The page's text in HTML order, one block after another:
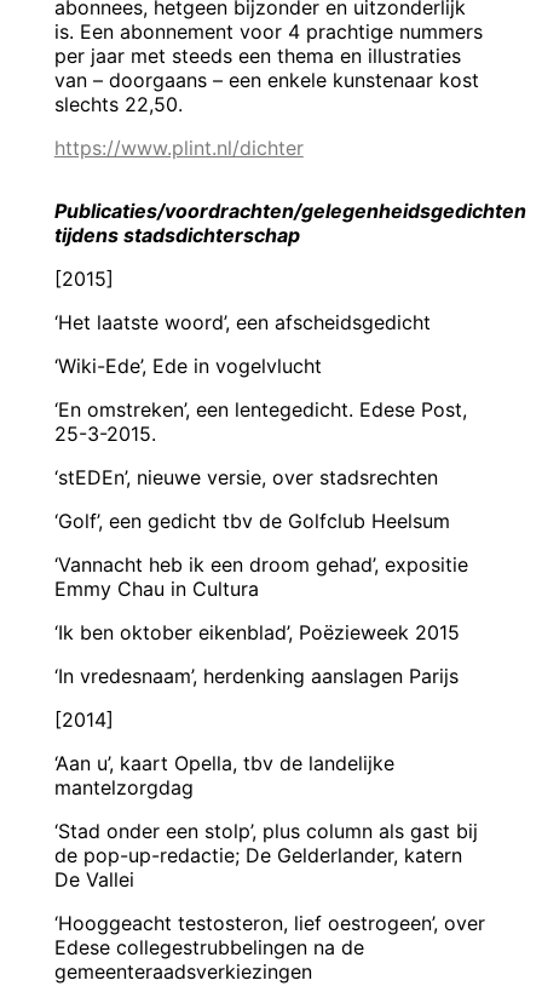
abonnees, hetgeen bijzonder en uitzonderlijk
is. Een abonnement voor 4 prachtige nummers
per jaar met steeds een thema en illustraties
van – doorgaans – een enkele kunstenaar kost
slechts 22,50.
https://www.plint.nl/dichter
Publicaties/voordrachten/gelegenheidsgedichten
tijdens stadsdichterschap
[2015]
‘Het laatste woord’, een afscheidsgedicht
‘Wiki-Ede’, Ede in vogelvlucht
‘En omstreken’, een lentegedicht. Edese Post,
25-3-2015.
‘stEDEn’, nieuwe versie, over stadsrechten
‘Golf’, een gedicht tbv de Golfclub Heelsum
‘Vannacht heb ik een droom gehad’, expositie
Emmy Chau in Cultura
‘Ik ben oktober eikenblad’, Poëzieweek 2015
‘In vredesnaam’, herdenking aanslagen Parijs
[2014]
‘Aan u’, kaart Opella, tbv de landelijke
mantelzorgdag
‘Stad onder een stolp’, plus column als gast bij
de pop-up-redactie; De Gelderlander, katern
De Vallei
‘Hooggeacht testosteron, lief oestrogeen’, over
Edese collegestrubbelingen na de
gemeenteraadsverkiezingen